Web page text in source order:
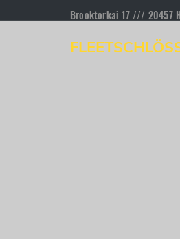
Brooktorkai 17 /// 20457